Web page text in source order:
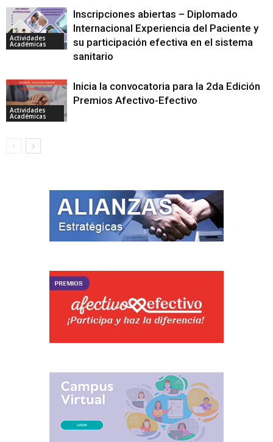
Actividades
Académicas
Inscripciones abiertas – Diplomado
Internacional Experiencia del Paciente y
su participación efectiva en el sistema
sanitario
Actividades
Académicas
Inicia la convocatoria para la 2da Edición
Premios Afectivo-Efectivo